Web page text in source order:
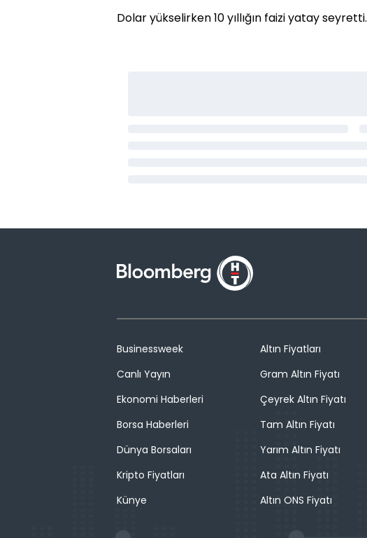
Dolar yükselirken 10 yıllığın faizi yatay seyretti.
Businessweek
Canlı Yayın
Ekonomi Haberleri
Borsa Haberleri
Dünya Borsaları
Kripto Fiyatları
Künye
Altın Fiyatları
Gram Altın Fiyatı
Çeyrek Altın Fiyatı
Tam Altın Fiyatı
Yarım Altın Fiyatı
Ata Altın Fiyatı
Altın ONS Fiyatı